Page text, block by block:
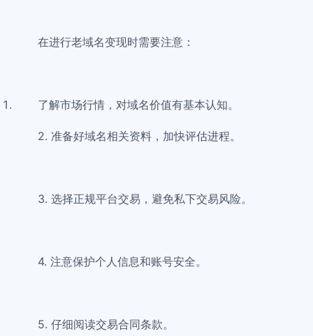
在进行老域名变现时需要注意：
了解市场行情，对域名价值有基本认知。
2. 准备好域名相关资料，加快评估进程。
3. 选择正规平台交易，避免私下交易风险。
4. 注意保护个人信息和账号安全。
5. 仔细阅读交易合同条款。